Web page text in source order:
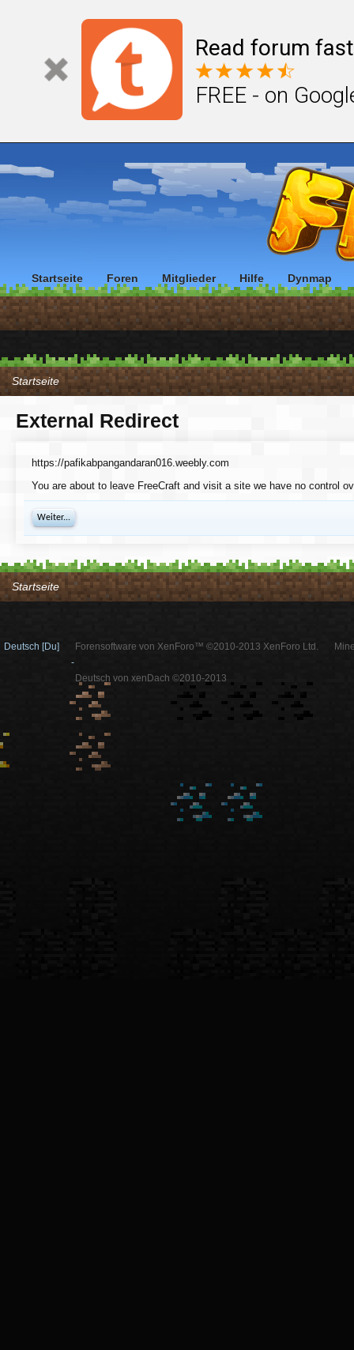
Read forum
FREE - on
Startseite
External Redirect
https://pafikabpangandaran016.weebly.com
You are about to leave FreeCraft and visit a site we have no control
Weiter...
Startseite
Startseite Foren Mitglieder Hilfe Dynmap
Deutsch [Du]
Forensoftware von XenForo™ ©2010-2013 XenForo Ltd.
-
Deutsch von xenDach ©2010-2013